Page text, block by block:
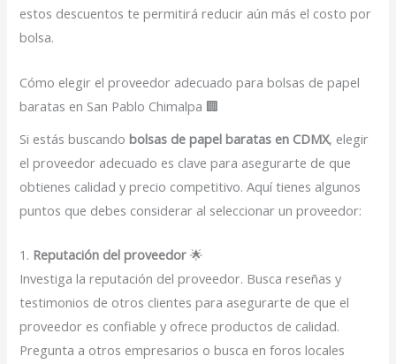
estos descuentos te permitirá reducir aún más el costo por
bolsa.
Cómo elegir el proveedor adecuado para bolsas de papel
baratas en San Pablo Chimalpa 🏢
Si estás buscandobolsas de papel baratas en CDMX, elegir
el proveedor adecuado es clave para asegurarte de que
obtienes calidad y precio competitivo. Aquí tienes algunos
puntos que debes considerar al seleccionar un proveedor:
1. Reputación del proveedor 🌟
Investiga la reputación del proveedor. Busca reseñas y
testimonios de otros clientes para asegurarte de que el
proveedor es confiable y ofrece productos de calidad.
Pregunta a otros empresarios o busca en foros locales